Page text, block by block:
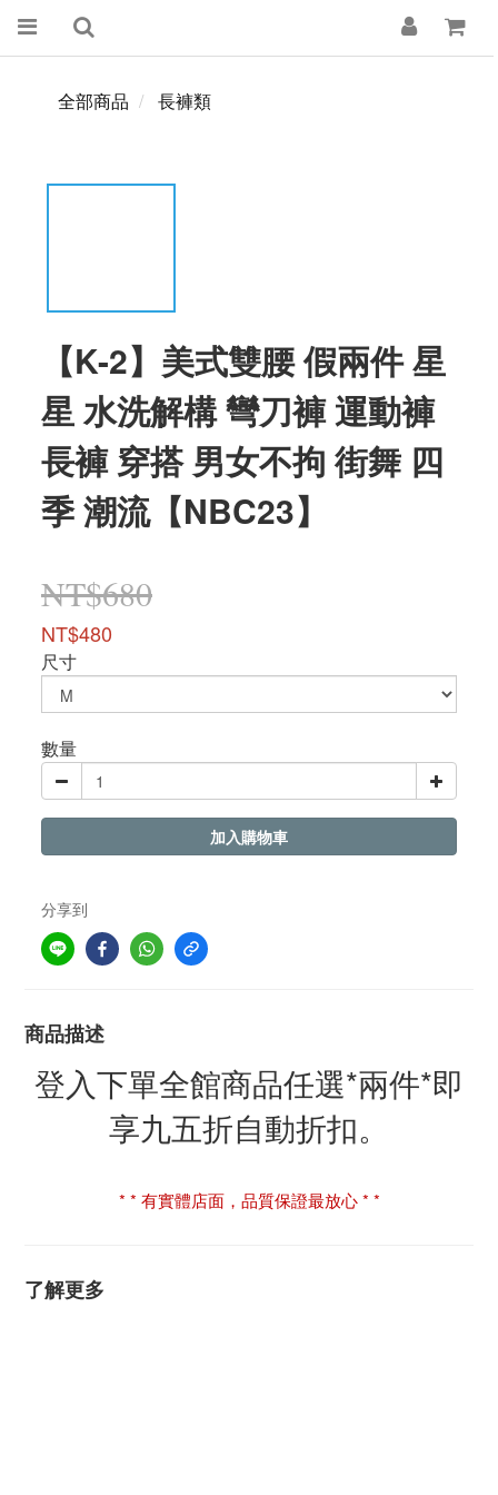
全部商品 長褲類
【K-2】美式雙腰 假兩件 星
星 水洗解構 彎刀褲 運動褲
長褲 穿搭 男女不拘 街舞 四
季 潮流【NBC23】
NT$680
NT$480
尺寸
數量
加入購物車
分享到
商品描述
登入下單全館商品任選*兩件*即
享九五折自動折扣。
* * 有實體店面，品質保證最放心 * *
了解更多